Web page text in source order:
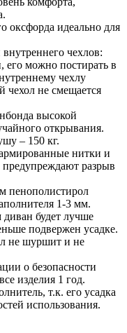
оксфорда идеально для
чехлов:
можно постирать в
чехлу
чехол не смещается
высокой
открывания.
– 150 кг.
нитки и
разрыв
пенополистирол
1-3 мм.
диван будет лучше
подвержен усадке.
не шуршит и не
о безопасности
изделия 1 год.
т.к. его усадка
использования.